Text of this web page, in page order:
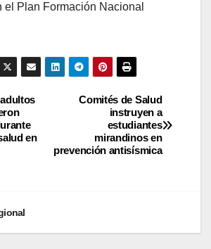
el Plan Formación Nacional
Comités de Salud
instruyen a
estudiantes
mirandinos en
prevención antisísmica
en